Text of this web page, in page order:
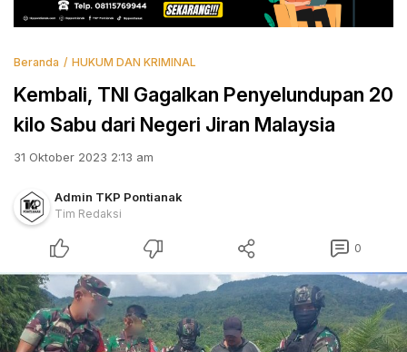
Beranda HUKUM DAN KRIMINAL
Kembali, TNI Gagalkan Penyelundupan 20
kilo Sabu dari Negeri Jiran Malaysia
31 Oktober 2023 2:13 am
Admin TKP Pontianak
Tim Redaksi
0